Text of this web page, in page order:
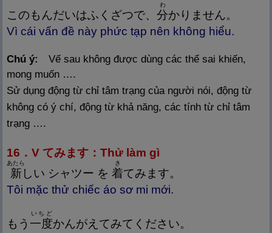
このもんだいはふくざつで、分
lượng từ đếm thời gian
わ
かりません。
Vì cái vấn đề này phức tạp nên không hiểu.
Chú ý:
Vế sau không được dùng các thể sai khiến,
mong muốn ….
Sử dụng động từ chỉ tâm trạng của người nói, động từ
không có ý chí, động từ khả năng, các tính từ chỉ tâm
trạng ….
16．V てみます：Thử làm gì
新
あたら
しい シャツー を着
き
てみます。
Tôi mặc thử chiếc áo sơ mi mới.
もう 一度
いちど
かんがえてみてください。